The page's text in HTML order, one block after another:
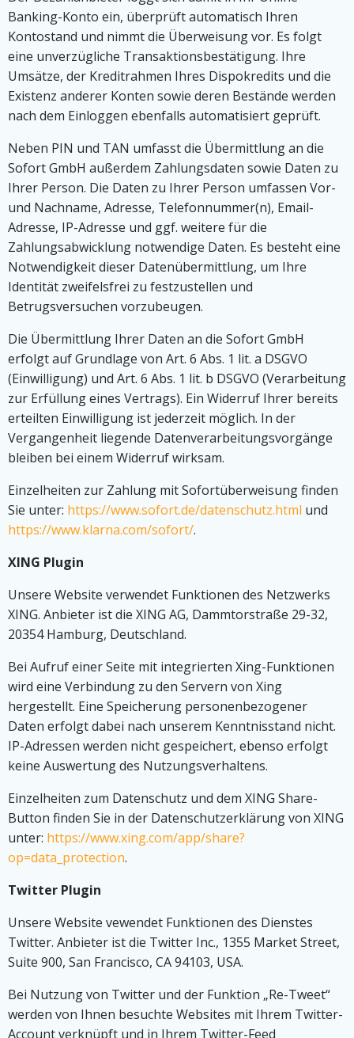
Banking-Konto ein, überprüft automatisch Ihren
Kontostand und nimmt die Überweisung vor. Es folgt
eine unverzügliche Transaktionsbestätigung. Ihre
Umsätze, der Kreditrahmen Ihres Dispokredits und die
Existenz anderer Konten sowie deren Bestände werden
nach dem Einloggen ebenfalls automatisiert geprüft.
Neben PIN und TAN umfasst die Übermittlung an die
Sofort GmbH außerdem Zahlungsdaten sowie Daten zu
Ihrer Person. Die Daten zu Ihrer Person umfassen Vor-
und Nachname, Adresse, Telefonnummer(n), Email-
Adresse, IP-Adresse und ggf. weitere für die
Zahlungsabwicklung notwendige Daten. Es besteht eine
Notwendigkeit dieser Datenübermittlung, um Ihre
Identität zweifelsfrei zu festzustellen und
Betrugsversuchen vorzubeugen.
Die Übermittlung Ihrer Daten an die Sofort GmbH
erfolgt auf Grundlage von Art. 6 Abs. 1 lit. a DSGVO
(Einwilligung) und Art. 6 Abs. 1 lit. b DSGVO (Verarbeitung
zur Erfüllung eines Vertrags). Ein Widerruf Ihrer bereits
erteilten Einwilligung ist jederzeit möglich. In der
Vergangenheit liegende Datenverarbeitungsvorgänge
bleiben bei einem Widerruf wirksam.
Einzelheiten zur Zahlung mit Sofortüberweisung finden
Sie unter: https://www.sofort.de/datenschutz.html und
https://www.klarna.com/sofort/.
XING Plugin
Unsere Website verwendet Funktionen des Netzwerks
XING. Anbieter ist die XING AG, Dammtorstraße 29-32,
20354 Hamburg, Deutschland.
Bei Aufruf einer Seite mit integrierten Xing-Funktionen
wird eine Verbindung zu den Servern von Xing
hergestellt. Eine Speicherung personenbezogener
Daten erfolgt dabei nach unserem Kenntnisstand nicht.
IP-Adressen werden nicht gespeichert, ebenso erfolgt
keine Auswertung des Nutzungsverhaltens.
Einzelheiten zum Datenschutz und dem XING Share-
Button finden Sie in der Datenschutzerklärung von XING
unter: https://www.xing.com/app/share?
op=data_protection.
Twitter Plugin
Unsere Website vewendet Funktionen des Dienstes
Twitter. Anbieter ist die Twitter Inc., 1355 Market Street,
Suite 900, San Francisco, CA 94103, USA.
Bei Nutzung von Twitter und der Funktion „Re-Tweet“
werden von Ihnen besuchte Websites mit Ihrem Twitter-
Account verknüpft und in Ihrem Twitter-Feed